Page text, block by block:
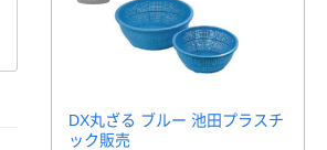
￥854～ （税込）
DX丸ざる ブルー 池田プラスチ
ック販売